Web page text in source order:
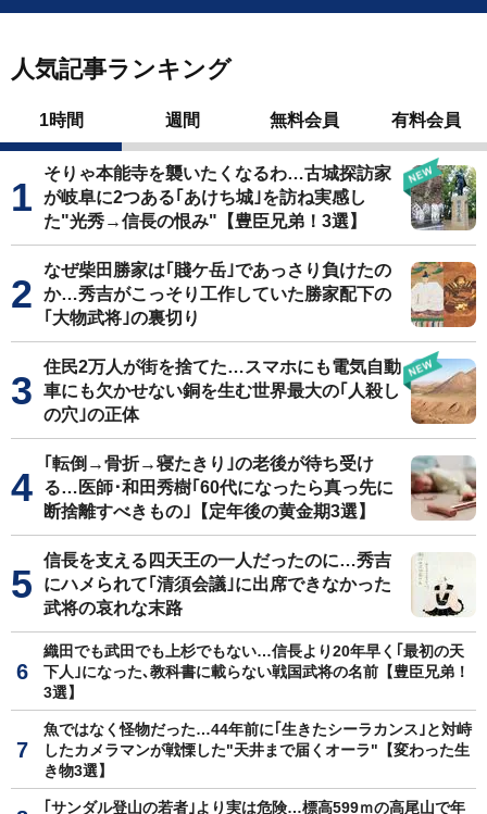
人気記事ランキング
1時間 週間 無料会員 有料会員
そりゃ本能寺を襲いたくなるわ…古城探訪家
が岐阜に2つある｢あけち城｣を訪ね実感し
た"光秀→信長の恨み"【豊臣兄弟！3選】
なぜ柴田勝家は｢賤ケ岳｣であっさり負けたの
か…秀吉がこっそり工作していた勝家配下の
｢大物武将｣の裏切り
住民2万人が街を捨てた…スマホにも電気自動
車にも欠かせない銅を生む世界最大の｢人殺し
の穴｣の正体
｢転倒→骨折→寝たきり｣の老後が待ち受け
る…医師･和田秀樹｢60代になったら真っ先に
断捨離すべきもの｣【定年後の黄金期3選】
信長を支える四天王の一人だったのに…秀吉
にハメられて｢清須会議｣に出席できなかった
武将の哀れな末路
織田でも武田でも上杉でもない…信長より20年早く｢最初の天
下人｣になった､教科書に載らない戦国武将の名前【豊臣兄弟！
3選】
魚ではなく怪物だった…44年前に｢生きたシーラカンス｣と対峙
したカメラマンが戦慄した"天井まで届くオーラ"【変わった生
き物3選】
｢サンダル登山の若者｣より実は危険…標高599ｍの高尾山で年